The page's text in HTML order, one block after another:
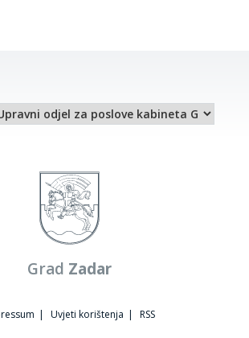
Grad Zadar
| Uvjeti korištenja | RSS